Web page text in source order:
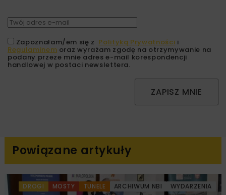
Zapoznałam/em się z Polityką Prywatności i
Regulaminem oraz wyrażam zgodę na otrzymywanie na
podany przeze mnie adres e-mail korespondencji
handlowej w postaci newslettera.
ZAPISZ MNIE
Powiązane artykuły
DROGI MOSTY TUNELE ARCHIWUM NBI WYDARZENIA